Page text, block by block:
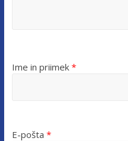
Ime in priimek *
E-pošta *